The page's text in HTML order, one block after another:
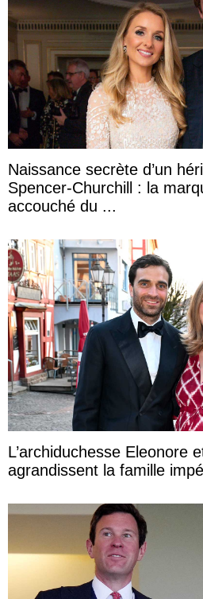
Naissance secrète d’un
Spencer-Churchill : la
accouché du ...
L’archiduchesse Eleonore
agrandissent la famille